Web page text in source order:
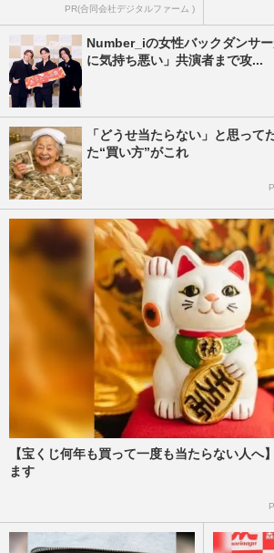
PR(合同会社デジタルファーム )
Number_iの女性バックダンサ
に気持ち悪い」共演者まで攻...
「どうせ当たらない」と思って
た“買い方”がこれ
【宝くじ何年も買って一度も当たらない人へ
ます